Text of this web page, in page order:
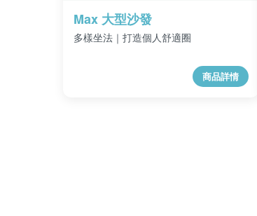
Max 大型沙發
多樣坐法｜打造個人舒適圈
商品詳情